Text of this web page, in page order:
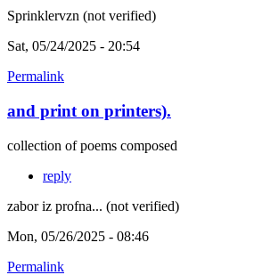
Sprinklervzn (not verified)
Sat, 05/24/2025 - 20:54
Permalink
and print on printers).
collection of poems composed
reply
zabor iz profna... (not verified)
Mon, 05/26/2025 - 08:46
Permalink